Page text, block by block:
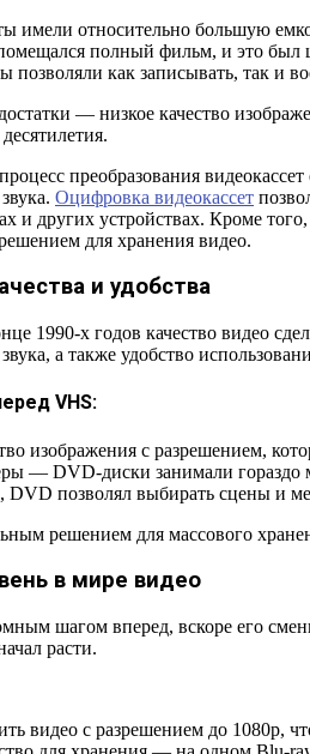
имели относительно большую
полный фильм, и это
как записывать, так и
— низкое качество
преобразования
Оцифровка видеокассет
и других устройствах. Кроме
для хранения видео.
и удобства
1990-х годов качество видео
а также удобство
VHS:
изображения с разрешением,
— DVD-диски занимали гораздо
DVD позволял выбирать сцены и
решением для массового
в мире видео
шагом вперед, вскоре его
расти.
видео с разрешением до 1080p,